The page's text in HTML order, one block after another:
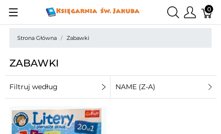
0
Strona Główna Zabawki
ZABAWKI
Filtruj według NAME (Z-A)